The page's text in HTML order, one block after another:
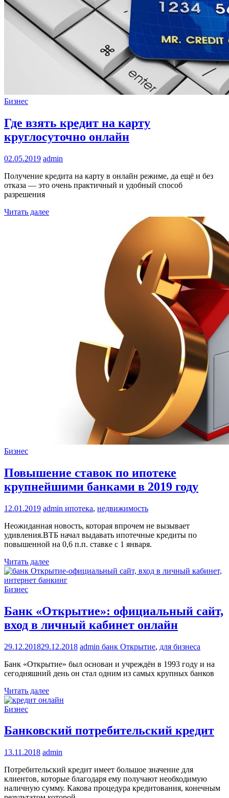
Бизнес
Где взять кредит на карту
круглосуточно онлайн
02.05.2019 admin
Получение кредита на карту в онлайн режиме, да ещё и без
отказа — это очень практичный и удобный способ
разрешения
Читать далее
Бизнес
Повышение ставок по ипотеке
крупнейшими банками в 2019 году
12.01.2019 admin ипотека, недвижимость
Неожиданная новость, которая впрочем не вызывает
удивления.ВТБ начал выдавать ипотечные кредиты по
повышенной на 0,6 п.п. ставке с 1 января.
Читать далее
Бизнес
Банк «Открытие»: официальный сайт,
вход в личный кабинет онлайн
29.12.201829.12.2018 admin банк Открытие, для бизнеса
Банк «Открытие» был основан и учреждён в 1993 году и на
сегодняшний день он стал одним из самых крупных банков
Читать далее
Бизнес
Банковский потребительский кредит
13.11.2018 admin
Потребительский кредит имеет большое значение для
клиентов, которые благодаря ему получают необходимую
наличную сумму. Какова процедура кредитования, конечным